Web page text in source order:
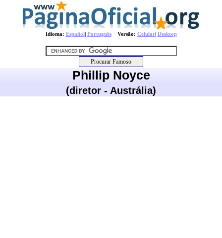
Idioma: Español| PortuguêsVersão: Celular| Desktop
Phillip Noyce
(diretor - Austrália)